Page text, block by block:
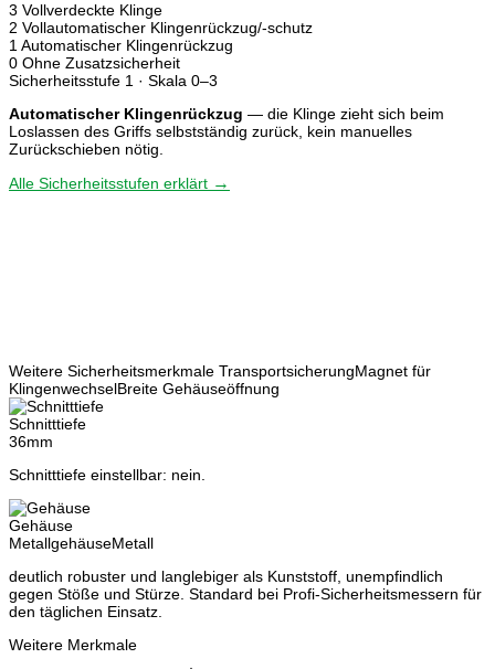
3 Vollverdeckte Klinge
2 Vollautomatischer Klingenrückzug/-schutz
1Automatischer Klingenrückzug
0 Ohne Zusatzsicherheit
Sicherheitsstufe 1 · Skala 0–3
Automatischer Klingenrückzug — die Klinge zieht sich beim
Loslassen des Griffs selbstständig zurück, kein manuelles
Zurückschieben nötig.
Alle Sicherheitsstufen erklärt →
Weitere Sicherheitsmerkmale TransportsicherungMagnet für
KlingenwechselBreite Gehäuseöffnung
Schnitttiefe
36mm
Schnitttiefe einstellbar: nein.
Gehäuse
MetallgehäuseMetall
deutlich robuster und langlebiger als Kunststoff, unempfindlich
gegen Stöße und Stürze. Standard bei Profi-Sicherheitsmessern für
den täglichen Einsatz.
Weitere Merkmale